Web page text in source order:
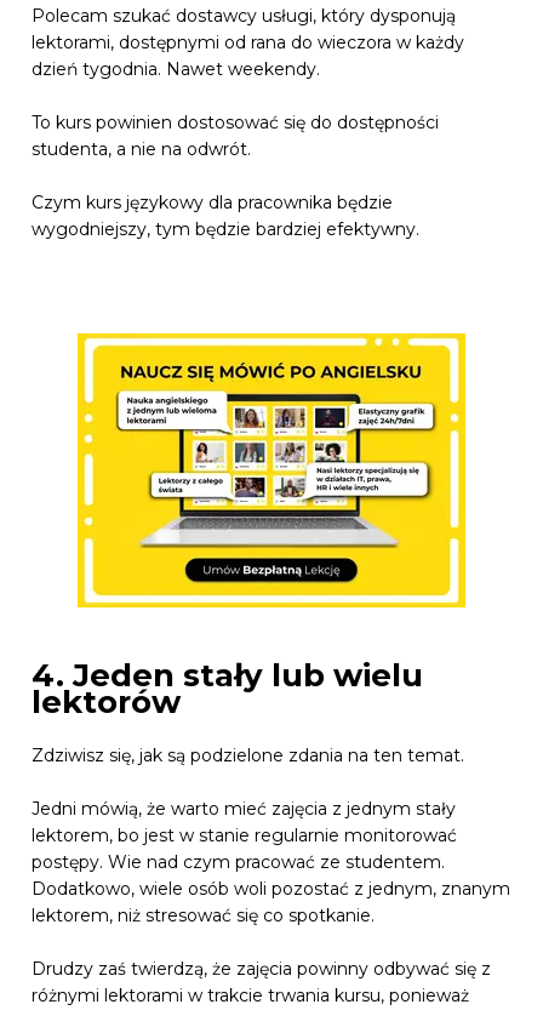
4. Jeden stały lub wielu
lektorów
Zdziwisz się, jak są podzielone zdania na ten temat.
Jedni mówią, że warto mieć zajęcia z jednym stały
lektorem, bo jest w stanie regularnie monitorować
postępy. Wie nad czym pracować ze studentem.
Dodatkowo, wiele osób woli pozostać z jednym, znanym
lektorem, niż stresować się co spotkanie.
Drudzy zaś twierdzą, że zajęcia powinny odbywać się z
różnymi lektorami w trakcie trwania kursu, ponieważ
Polecam szukać dostawcy usługi, który dysponują
lektorami, dostępnymi od rana do wieczora w każdy
dzień tygodnia. Nawet weekendy.
To kurs powinien dostosować się do dostępności
studenta, a nie na odwrót.
Czym kurs językowy dla pracownika będzie
wygodniejszy, tym będzie bardziej efektywny.